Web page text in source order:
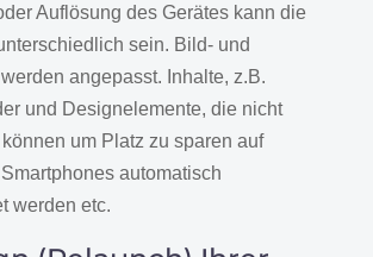
Auflösung des Gerätes kann die
sein. Bild- und
angepasst. Inhalte, z.B.
und Designelemente, die nicht
um Platz zu sparen auf
automatisch
werden etc.